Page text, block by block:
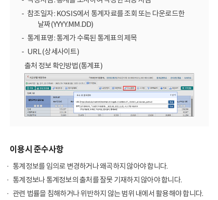
참조일자 : KOSIS에서 통계자료를 조회 또는 다운로드한
날짜(YYYY.MM.DD)
통계표명 : 통계가 수록된 통계표의 제목
URL (상세사이트)
출처 정보 확인방법(통계표)
이용시 준수사항
통계정보를 임의로 변경하거나 왜곡하지 않아야 합니다.
통계정보나 통계정보의 출처를 잘못 기재하지 않아야 합니다.
관련 법률을 침해하거나 위반하지 않는 범위 내에서 활용해야 합니다.